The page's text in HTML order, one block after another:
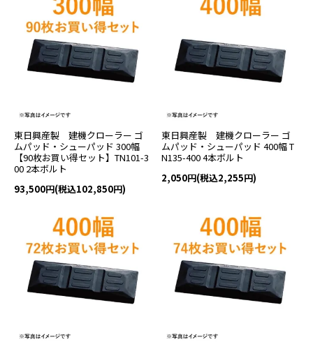
東日興産製 建機クローラー ゴ
ムパッド・シューパッド 300幅
【90枚お買い得セット】TN101-3
00 2本ボルト
93,500円(税込102,850円)
東日興産製 建機クローラー ゴ
ムパッド・シューパッド 400幅 T
N135-400 4本ボルト
2,050円(税込2,255円)